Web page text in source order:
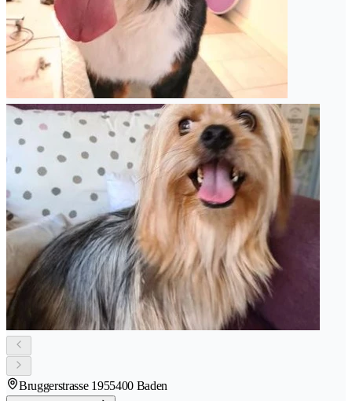
Bruggerstrasse 1955400 Baden